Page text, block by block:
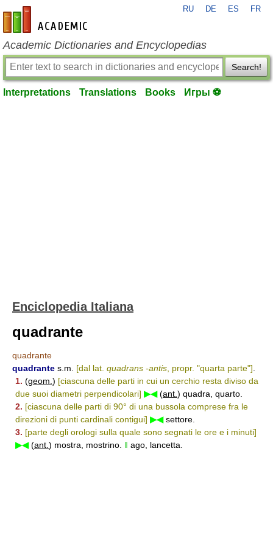
en-academic.com
RU DE ES FR
Academic Dictionaries and Encyclopedias
Search!
Interpretations Translations Books Игры ⚽
Enciclopedia Italiana
quadrante
quadrante
quadrante s.m. [dal lat. quadrans -antis , propr. "quarta parte"]
1. (geom. ) [ciascuna delle parti in cui un cerchio resta diviso da
due suoi diametri perpendicolari] ▶◀(ant. ) quadra, quarto.
2. [ciascuna delle parti di 90° di una bussola comprese fra le
direzioni di punti cardinali contigui] ▶◀settore.
3. [parte degli orologi sulla quale sono segnati le ore e i minuti]
▶◀(ant. ) mostra, mostrino. ‖ ago, lancetta.